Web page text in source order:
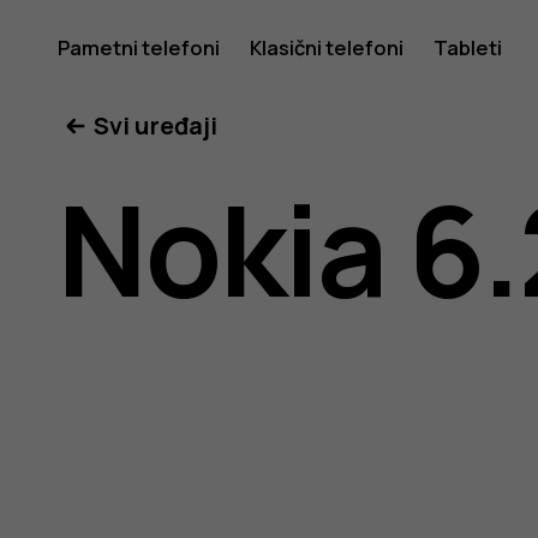
Nokia
6.2
uputstvo
Pametni telefoni Klasični telefoni Tableti
Svi uređaji
Nokia